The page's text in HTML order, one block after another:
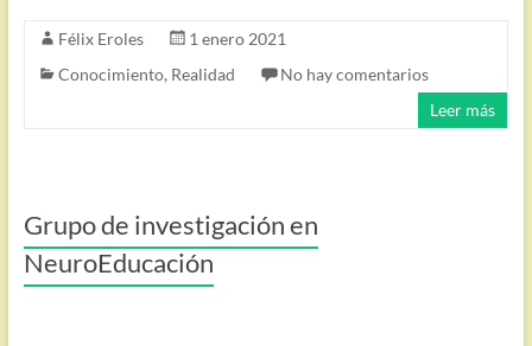
Félix Eroles
1 enero 2021
Conocimiento, Realidad
No hay comentarios
Leer más
Grupo de investigación en
NeuroEducación